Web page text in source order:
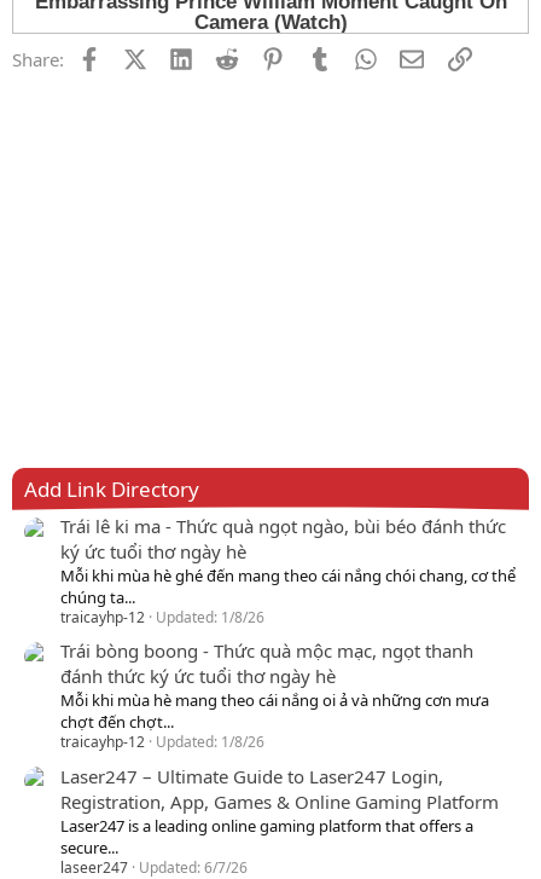
Share: FacebookX (Twitter)
LinkedInReddit PinterestTumblrWhatsApp
EmailLink
Add Link Directory
Trái lê ki ma - Thức quà ngọt ngào, bùi béo đánh thức
ký ức tuổi thơ ngày hè
Mỗi khi mùa hè ghé đến mang theo cái nắng chói chang, cơ thể
chúng ta...
traicayhp-12 Updated: 1/8/26
Trái bòng boong - Thức quà mộc mạc, ngọt thanh
đánh thức ký ức tuổi thơ ngày hè
Mỗi khi mùa hè mang theo cái nắng oi ả và những cơn mưa
chợt đến chợt...
traicayhp-12 Updated: 1/8/26
Laser247 – Ultimate Guide to Laser247 Login,
Registration, App, Games & Online Gaming Platform
Laser247 is a leading online gaming platform that offers a
secure...
laseer247 Updated:6/7/26